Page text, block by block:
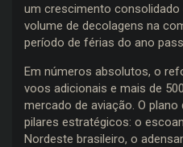
um crescimento consolidado
volume de decolagens na
período de férias do ano
Em números absolutos, o
voos adicionais e mais de
mercado de aviação. O
pilares estratégicos: o
Nordeste brasileiro, o